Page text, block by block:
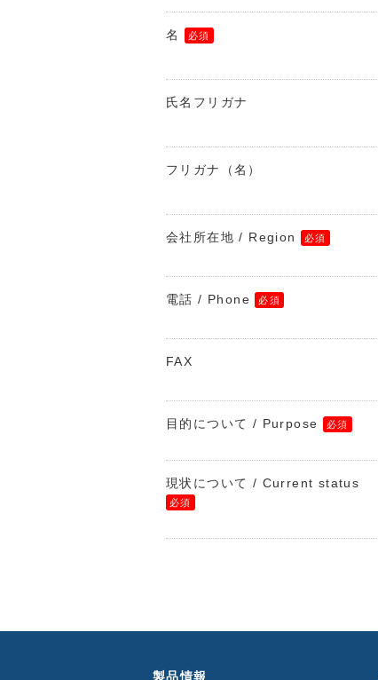
名
氏名フリガナ
フリガナ（名）
会社所在地 / Region
電話 / Phone
FAX
目的について / Purpose
現状について / Current status
製品情報